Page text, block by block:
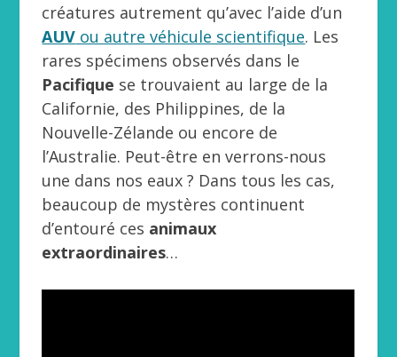
créatures autrement qu’avec l’aide d’un
AUV ou autre véhicule scientifique. Les
rares spécimens observés dans le
Pacifique se trouvaient au large de la
Californie, des Philippines, de la
Nouvelle-Zélande ou encore de
l’Australie. Peut-être en verrons-nous
une dans nos eaux ? Dans tous les cas,
beaucoup de mystères continuent
d’entouré ces animaux
extraordinaires…